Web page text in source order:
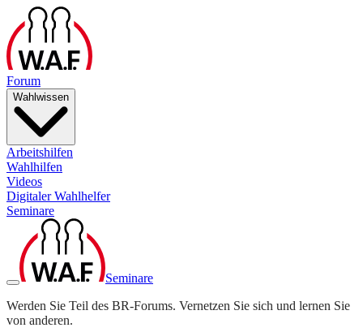
Forum
Wahlwissen
Arbeitshilfen
Wahlhilfen
Videos
Digitaler Wahlhelfer
Seminare
Seminare
Werden Sie Teil des BR-Forums. Vernetzen Sie sich und lernen Sie
von anderen.